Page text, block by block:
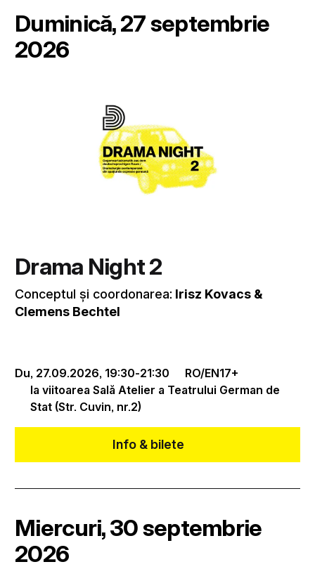
Duminică, 27 septembrie
2026
Du, 27.09.2026, 19:30-21:30 RO/EN17+
la viitoarea Sală Atelier a Teatrului German de
Stat (Str. Cuvin, nr.2)
Drama Night 2
Conceptul și coordonarea: Irisz Kovacs &
Clemens Bechtel
Info & bilete
Miercuri, 30 septembrie
2026